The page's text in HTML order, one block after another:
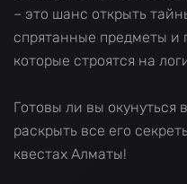
– это шанс открыть
спрятанные предметы и
которые строятся на
Готовы ли вы окунуться
раскрыть все его
квестах Алматы!